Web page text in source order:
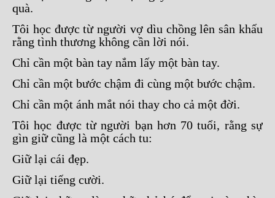
quà.
Tôi học được từ người vợ dìu chồng lên sân khấu
rằng tình thương không cần lời nói.
Chỉ cần một bàn tay nắm lấy một bàn tay.
Chỉ cần một bước chậm đi cùng một bước chậm.
Chỉ cần một ánh mắt nói thay cho cả một đời.
Tôi học được từ người bạn hơn 70 tuổi, rằng sự
gìn giữ cũng là một cách tu:
Giữ lại cái đẹp.
Giữ lại tiếng cười.